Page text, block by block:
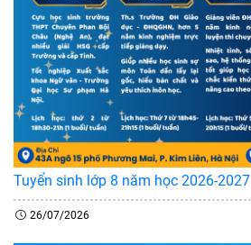
Tuyển sinh lớp 8 năm học 2026-2027
26/07/2026